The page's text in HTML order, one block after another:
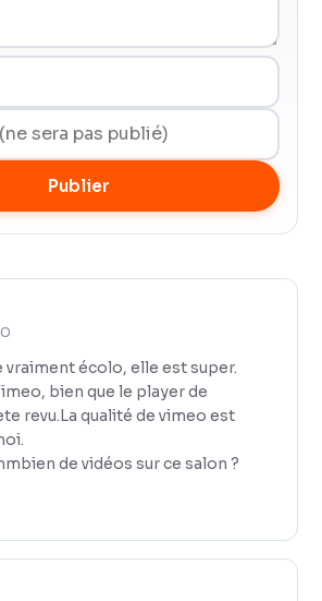
Publier
vraiment écolo, elle est super.
bien que le player de
revu.La qualité de vimeo est
de vidéos sur ce salon ?